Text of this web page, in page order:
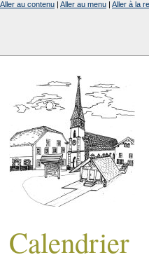
Aller au contenu | Aller au menu | Aller à la
Calendrier